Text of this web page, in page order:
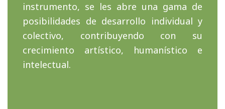
instrumento, se les abre una gama de
posibilidades de desarrollo individual y
colectivo, contribuyendo con su
crecimiento artístico, humanístico e
intelectual.